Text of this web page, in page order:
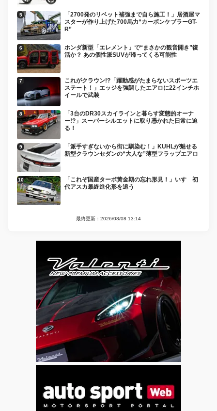
「2700発のリベット補強まで自ら施工！」居酒屋マ
スターが作り上げた700馬力“カーボンケブラーGT-
R”
ホンダ新型「エレメント」で“まさかの観音開き”復
活か？ あの個性派SUVが帰ってくる可能性
これがクラウン!?「躍動感がたまらないスポーツエ
ステート！」エッジを強調したエアロに22インチホ
イールで武装
「3台のDR30スカイラインと暮らす変態的オーナ
ー!?」スーパーシルエットに取り憑かれた日常に迫
る！
「派手すぎないから街に馴染む！」KUHLが魅せる
新型クラウンセダンの“大人な”薄型フラップエアロ
「これぞ国産ターボ黄金期の忘れ形見！」いすゞ初
代アスカ最終進化形を追う
最終更新：2026/08/08 13:14